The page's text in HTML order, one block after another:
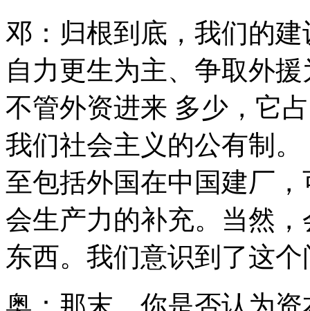
邓：归根到底，我们的
自力更生为主、争取外
不管外资进来 多少，它
我们社会主义的公有制
至包括外国在中国建厂
会生产力的补充。当然
东西。我们意识到了这